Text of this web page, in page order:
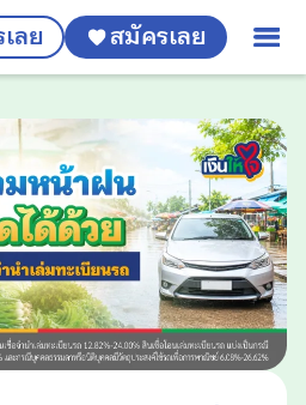
ลย สมัครเลย